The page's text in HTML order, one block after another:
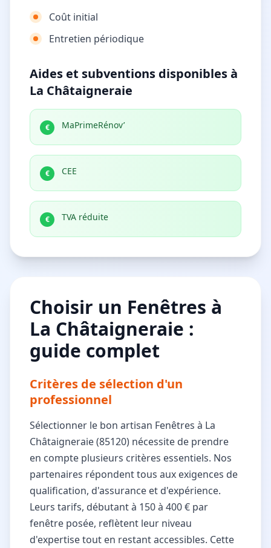
Coût initial
Entretien périodique
Aides et subventions disponibles à
La Châtaigneraie
€ MaPrimeRénov’
€ CEE
€ TVA réduite
Choisir un Fenêtres à
La Châtaigneraie :
guide complet
Critères de sélection d'un
professionnel
Sélectionner le bon artisan Fenêtres à La
Châtaigneraie (85120) nécessite de prendre
en compte plusieurs critères essentiels. Nos
partenaires répondent tous aux exigences de
qualification, d'assurance et d'expérience.
Leurs tarifs, débutant à 150 à 400 € par
fenêtre posée, reflètent leur niveau
d'expertise tout en restant accessibles. Cette